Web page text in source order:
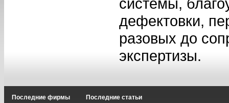
дефектовки,
разовых до
экспертизы.
Последние фирмы Последние статьи